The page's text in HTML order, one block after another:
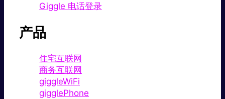
Giggle 电话登录
产品
住宅互联网
商务互联网
giggleWiFi
gigglePhone